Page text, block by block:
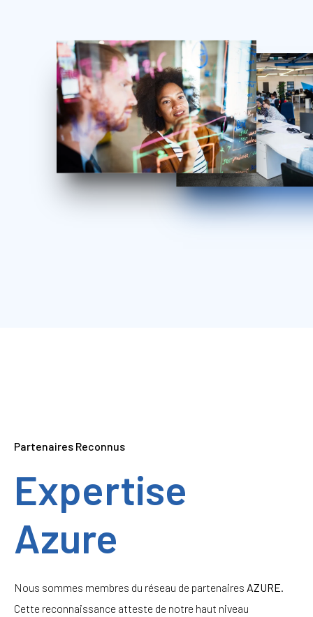
Partenaires Reconnus
Expertise
Azure
Nous sommes membres du réseau de partenaires AZURE.
Cette reconnaissance atteste de notre haut niveau